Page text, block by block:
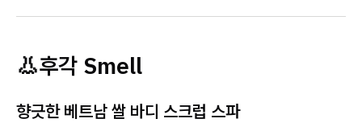
👃후각 Smell
향긋한 베트남 쌀 바디 스크럽 스파